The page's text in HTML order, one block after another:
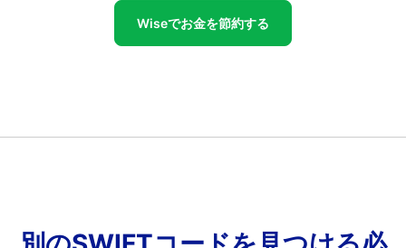
Wiseでお金を節約する